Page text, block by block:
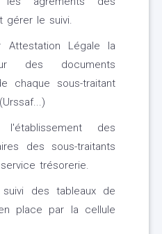
gérer le suivi.
Attestation Légale la
des documents
chaque sous-traitant
l'établissement des
des sous-traitants
trésorerie.
des tableaux de
place par la cellule